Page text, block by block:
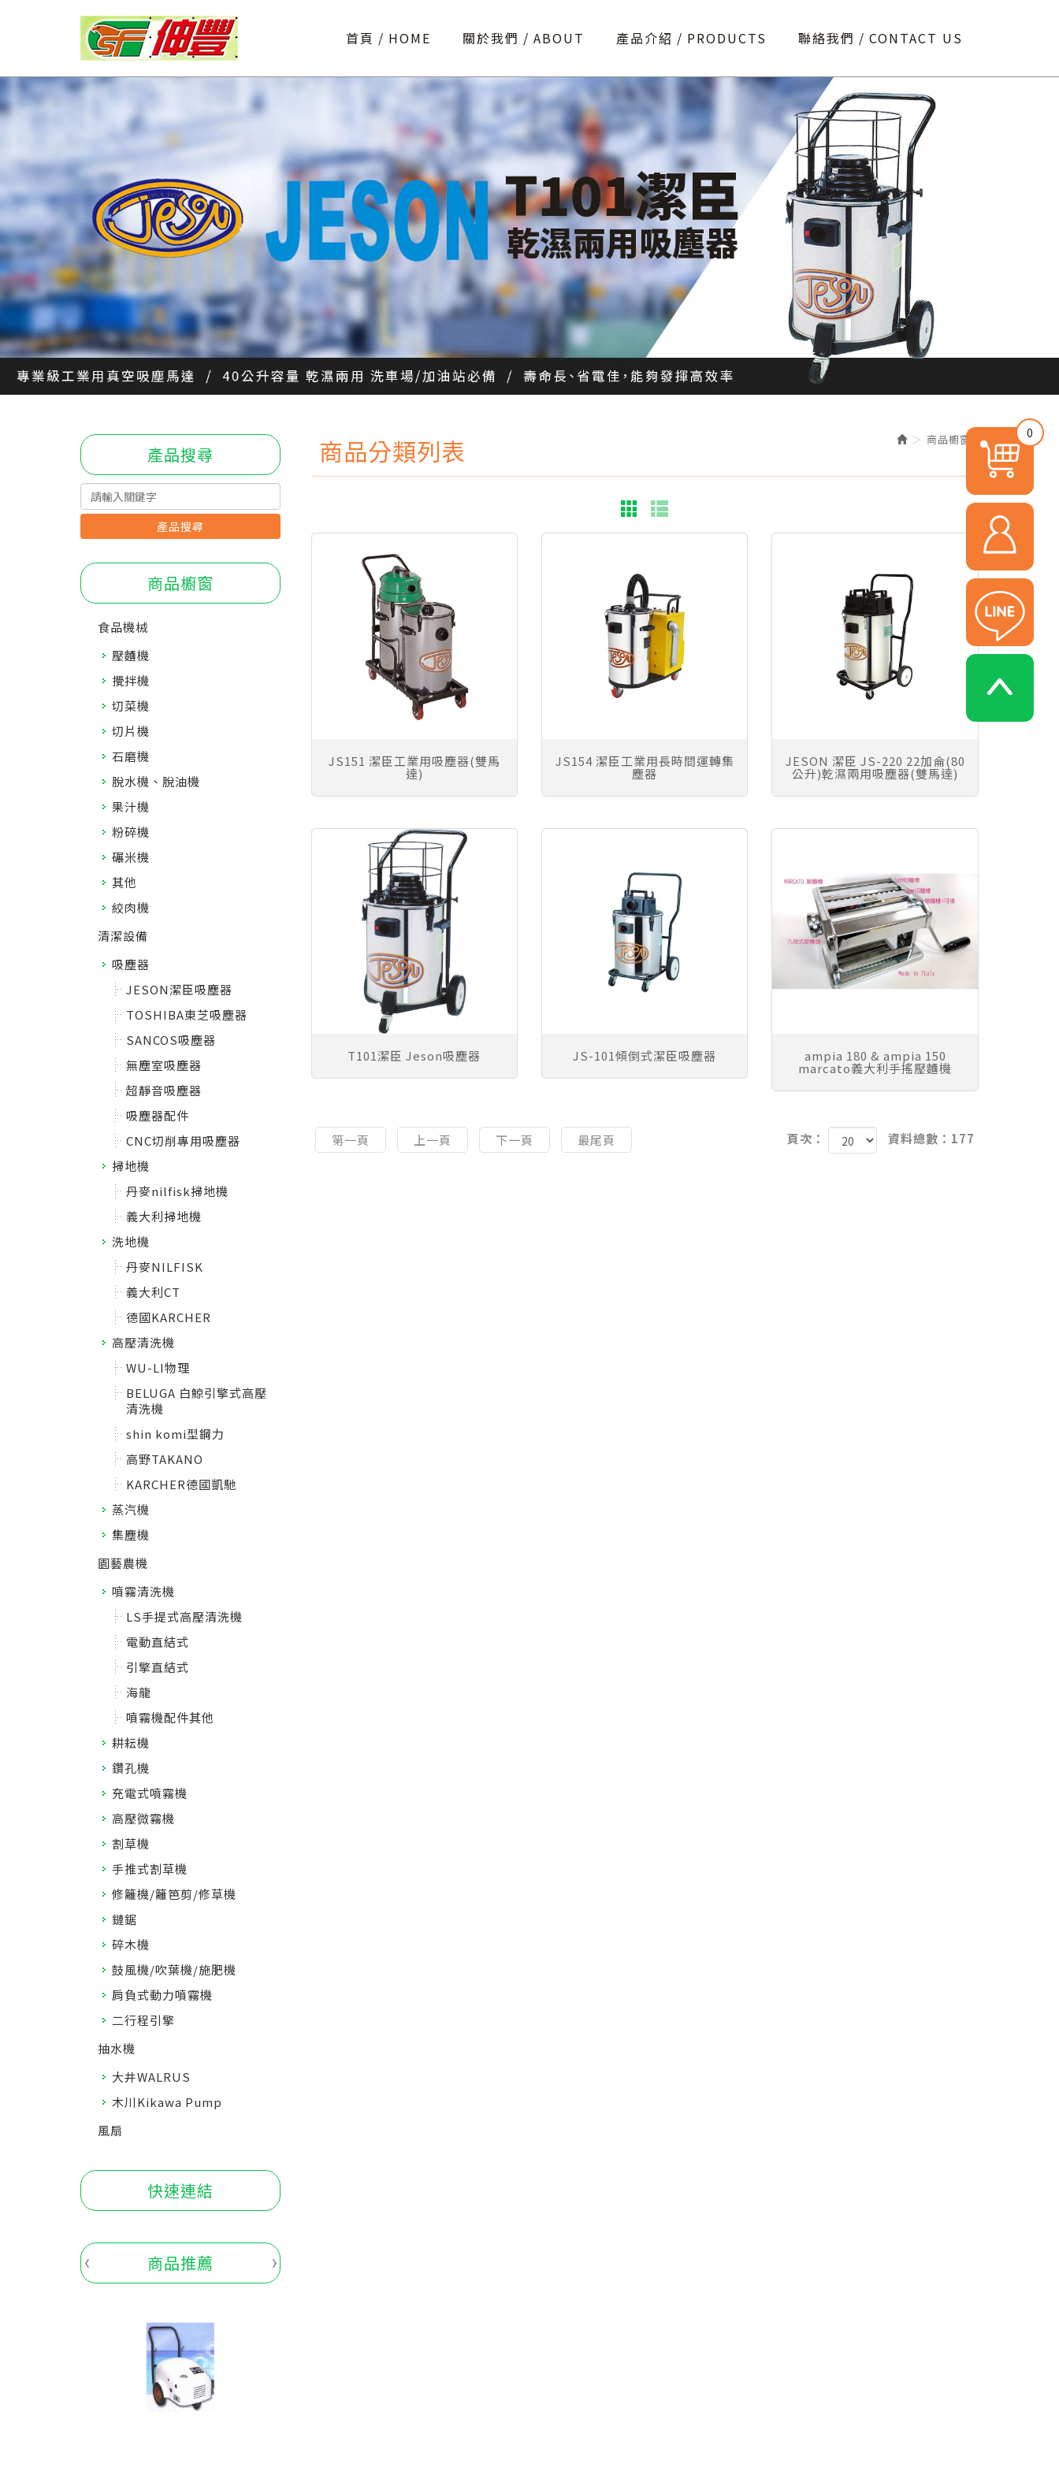
首頁 HOME 關於我們 ABOUT 產品介紹 PRODUCTS 聯絡我們 CONTACT US
產品搜尋
產品搜尋
商品櫥窗
食品機械
壓麵機
攪拌機
切菜機
切片機
石磨機
脫水機、脫油機
果汁機
粉碎機
碾米機
其他
絞肉機
清潔設備
吸塵器
JESON潔臣吸塵器
TOSHIBA東芝吸塵器
SANCOS吸塵器
無塵室吸塵器
超靜音吸塵器
吸塵器配件
CNC切削專用吸塵器
掃地機
丹麥nilfisk掃地機
義大利掃地機
洗地機
丹麥NILFISK
義大利CT
德國KARCHER
高壓清洗機
WU-LI物理
BELUGA 白鯨引擎式高壓
清洗機
shin komi型鋼力
高野TAKANO
KARCHER德國凱馳
蒸汽機
集塵機
園藝農機
噴霧清洗機
LS手提式高壓清洗機
電動直結式
引擎直結式
海龍
噴霧機配件其他
耕耘機
鑽孔機
充電式噴霧機
高壓微霧機
割草機
手推式割草機
修籬機/籬笆剪/修草機
鏈鋸
碎木機
鼓風機/吹葉機/施肥機
肩負式動力噴霧機
二行程引擎
抽水機
大井WALRUS
木川Kikawa Pump
風扇
快速連結
商品推薦
商品櫥窗
商品分類列表
JS151 潔臣工業用吸塵器(雙馬
達)
JS154 潔臣工業用長時間運轉集
塵器
JESON 潔臣 JS-220 22加侖(80
公升)乾濕兩用吸塵器(雙馬達)
T101潔臣 Jeson吸塵器 JS-101傾倒式潔臣吸塵器 ampia 180 & ampia 150
marcato義大利手搖壓麵機
第一頁 上一頁 下一頁 最尾頁 頁次： 資料總數：177
0